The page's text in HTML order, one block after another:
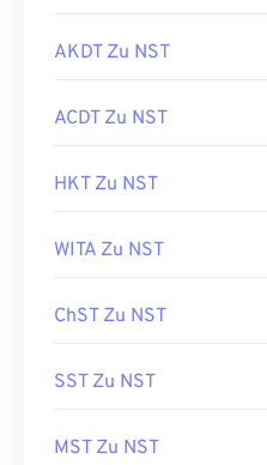
AKDT Zu NST
ACDT Zu NST
HKT Zu NST
WITA Zu NST
ChST Zu NST
SST Zu NST
MST Zu NST